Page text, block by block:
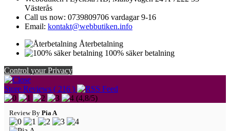
Västerås
Call us now: 0739809706 vardagar 9-16
Email: kontakt@webbutiken.info
Återbetalning
100% säker betalning
Control your Privacy
Store Reviews ( 216 )
(4,8/5)
Review By Pia A